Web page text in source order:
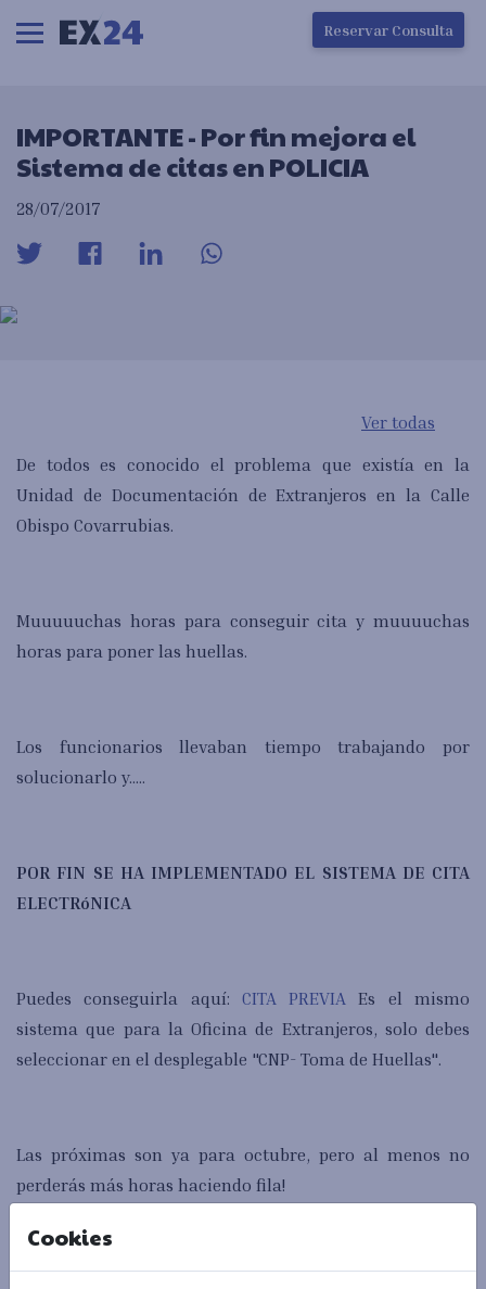
Ha ocurrido un error en la carga de la pantalla
Reservar Consulta
IMPORTANTE - Por fin mejora el
Sistema de citas en POLICIA
28/07/2017
Ver todas
De todos es conocido el problema que existía en la
Unidad de Documentación de Extranjeros en la Calle
Obispo Covarrubias.
Muuuuuchas horas para conseguir cita y muuuuchas
horas para poner las huellas.
Los funcionarios llevaban tiempo trabajando por
solucionarlo y.....
POR FIN SE HA IMPLEMENTADO EL SISTEMA DE CITA
ELECTRóNICA
Puedes conseguirla aquí: CITA PREVIA Es el mismo
sistema que para la Oficina de Extranjeros, solo debes
seleccionar en el desplegable "CNP- Toma de Huellas".
Las próximas son ya para octubre, pero al menos no
perderás más horas haciendo fila!
Cookies